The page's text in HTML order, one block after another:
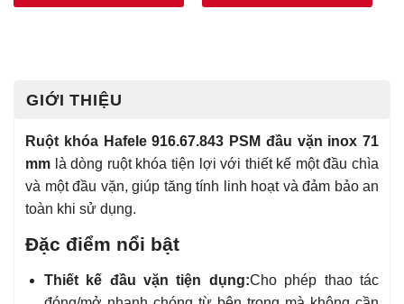
GIỚI THIỆU
Ruột khóa Hafele 916.67.843 PSM đầu vặn inox 71
mm là dòng ruột khóa tiện lợi với thiết kế một đầu chìa
và một đầu vặn, giúp tăng tính linh hoạt và đảm bảo an
toàn khi sử dụng.
Đặc điểm nổi bật
Thiết kế đầu vặn tiện dụng:Cho phép thao tác